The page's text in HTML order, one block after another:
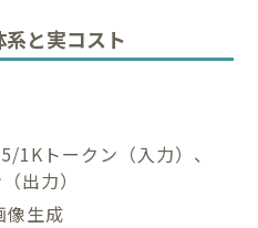
と実コスト
トークン（入力）、
出力）
生成